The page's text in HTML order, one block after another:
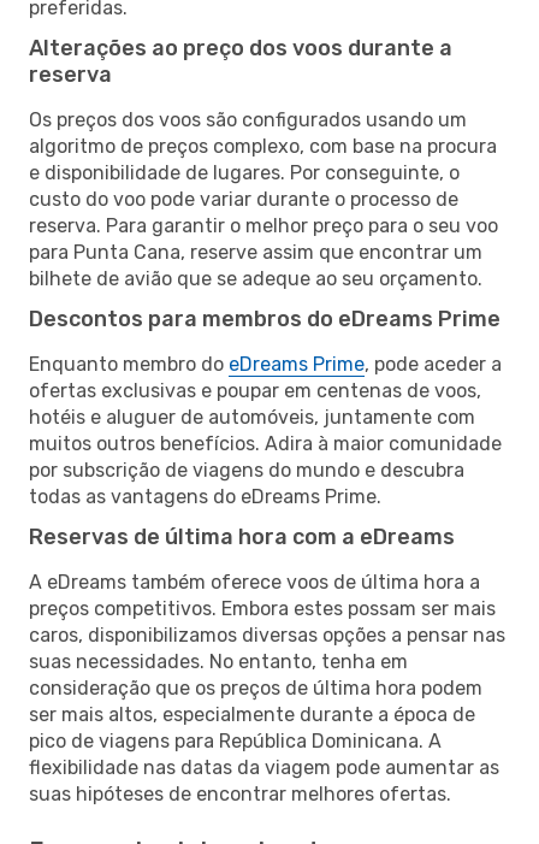
preferidas.
Alterações ao preço dos voos durante a
reserva
Os preços dos voos são configurados usando um
algoritmo de preços complexo, com base na procura
e disponibilidade de lugares. Por conseguinte, o
custo do voo pode variar durante o processo de
reserva. Para garantir o melhor preço para o seu voo
para Punta Cana, reserve assim que encontrar um
bilhete de avião que se adeque ao seu orçamento.
Descontos para membros do eDreams Prime
Enquanto membro do eDreams Prime, pode aceder a
ofertas exclusivas e poupar em centenas de voos,
hotéis e aluguer de automóveis, juntamente com
muitos outros benefícios. Adira à maior comunidade
por subscrição de viagens do mundo e descubra
todas as vantagens do eDreams Prime.
Reservas de última hora com a eDreams
A eDreams também oferece voos de última hora a
preços competitivos. Embora estes possam ser mais
caros, disponibilizamos diversas opções a pensar nas
suas necessidades. No entanto, tenha em
consideração que os preços de última hora podem
ser mais altos, especialmente durante a época de
pico de viagens para República Dominicana. A
flexibilidade nas datas da viagem pode aumentar as
suas hipóteses de encontrar melhores ofertas.